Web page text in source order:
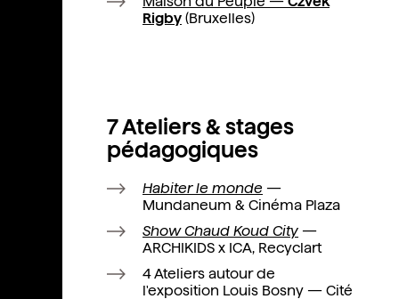
Rigby (Bruxelles)
7 Ateliers & stages
pédagogiques
Habiter le monde —
Mundaneum & Cinéma Plaza
Show Chaud Koud City —
ARCHIKIDS x ICA, Recyclart
4 Ateliers autour de
l'exposition Louis Bosny — Cité